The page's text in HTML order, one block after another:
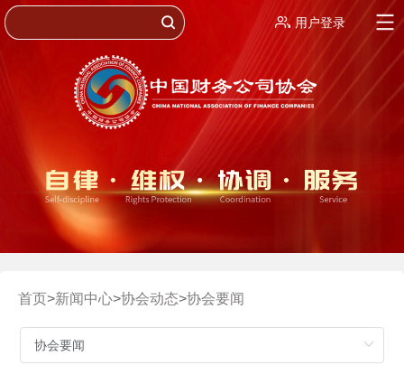
用户登录
首页>新闻中心>协会动态>协会要闻